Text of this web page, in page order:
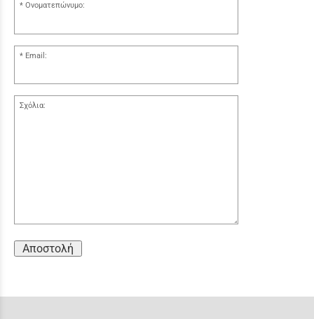
Ονοματεπώνυμο:
Email:
Σχόλια:
Αποστολή